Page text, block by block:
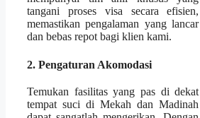
tangani proses visa secara efisien,
memastikan pengalaman yang lancar
dan bebas repot bagi klien kami.
2. Pengaturan Akomodasi
Temukan fasilitas yang pas di dekat
tempat suci di Mekah dan Madinah